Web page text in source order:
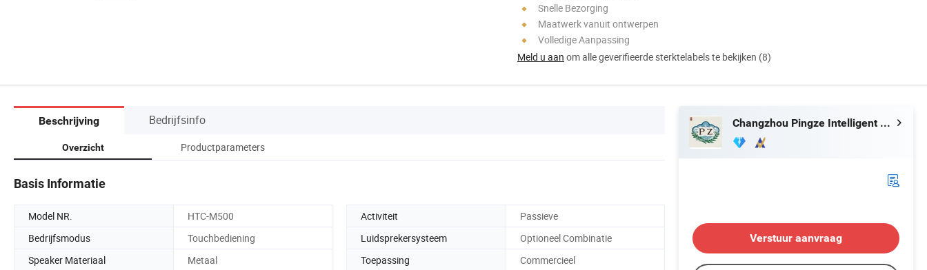
Snelle Bezorging
Maatwerk vanuit ontwerpen
Volledige Aanpassing
Meld u aan om alle geverifieerde sterktelabels te bekijken (8)
Beschrijving Bedrijfsinfo
Overzicht Productparameters
Basis Informatie
Model NR. HTC-M500 Activiteit
Passieve
Bedrijfsmodus
Touchbediening Luidsprekersysteem
Optioneel Combinatie
Speaker Materiaal
Metaal Toepassing
Commercieel
Changzhou Pingze Intelligent Technology Co., Ltd.
Verstuur aanvraag